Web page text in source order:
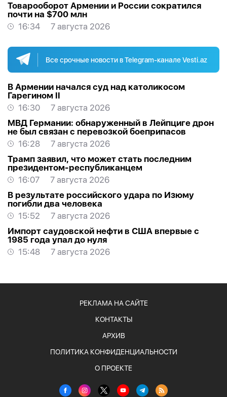
Товарооборот Армении и России сократился
почти на $700 млн
16:34
7 августа 2026
Все срочные новости в Telegram-канале Vesti.az
В Армении начался суд над католикосом
Гарегином II
16:30
7 августа 2026
МВД Германии: обнаруженный в Лейпциге дрон
не был связан с перевозкой боеприпасов
16:28
7 августа 2026
Трамп заявил, что может стать последним
президентом-республиканцем
16:07
7 августа 2026
В результате российского удара по Изюму
погибли два человека
15:52
7 августа 2026
Импорт саудовской нефти в США впервые с
1985 года упал до нуля
15:48
7 августа 2026
РЕКЛАМА НА САЙТЕ
КОНТАКТЫ
АРХИВ
ПОЛИТИКА КОНФИДЕНЦИАЛЬНОСТИ
О ПРОЕКТЕ